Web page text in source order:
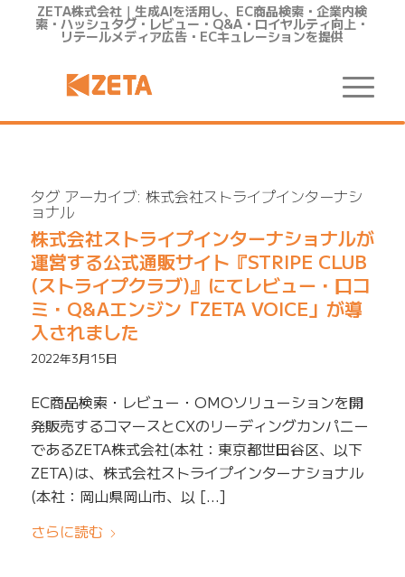
ZETA株式会社｜生成AIを活用し、EC商品検索・企業内検
索・ハッシュタグ・レビュー・Q&A・ロイヤルティ向上・
リテールメディア広告・ECキュレーションを提供
タグ アーカイブ: 株式会社ストライプインターナシ
ョナル
株式会社ストライプインターナショナルが
運営する公式通販サイト『STRIPE CLUB
(ストライプクラブ)』にてレビュー・口コ
ミ・Q&Aエンジン「ZETA VOICE」が導
入されました
2022年3月15日
EC商品検索・レビュー・OMOソリューションを開
発販売するコマースとCXのリーディングカンパニー
であるZETA株式会社(本社：東京都世田谷区、以下
ZETA)は、株式会社ストライプインターナショナル
(本社：岡山県岡山市、以 […]
さらに読む